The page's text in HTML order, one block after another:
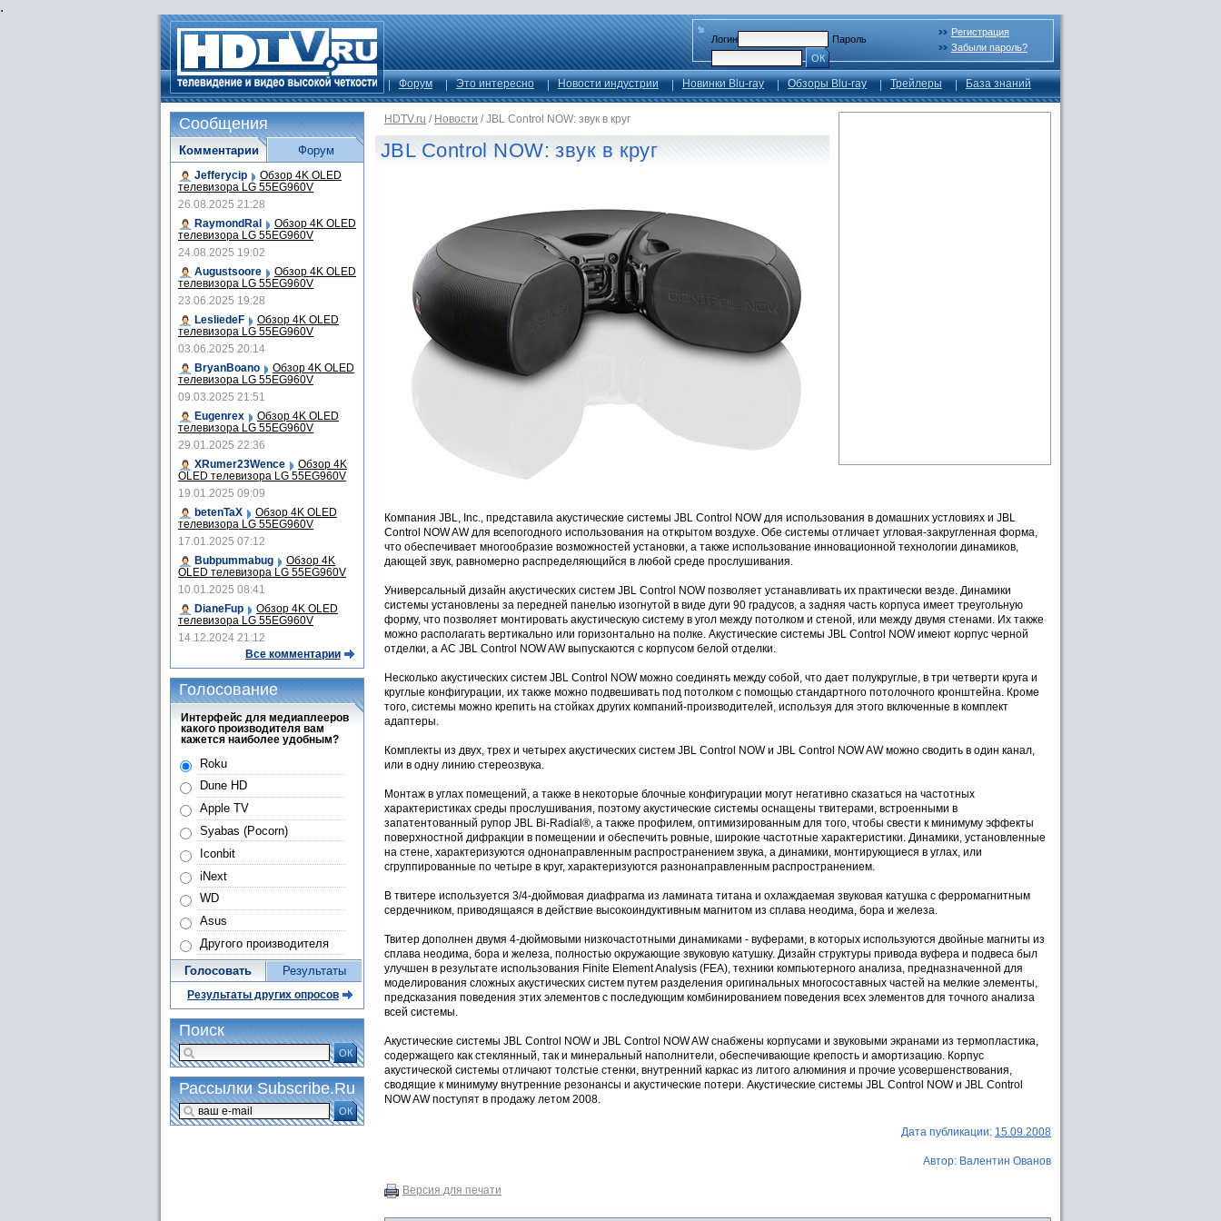
.
Логин
Пароль
ОК
Регистрация
Забыли пароль?
Форум Это интересно Новости индустрии Новинки Blu-ray Обзоры Blu-ray Трейлеры База знаний
HDTV.ru / Новости / JBL Control NOW: звук в круг
JBL Control NOW: звук в круг
Компания JBL, Inc., представила акустические системы JBL Control NOW для использования в домашних устловиях и JBL
Control NOW AW для всепогодного использования на открытом воздухе. Обе системы отличает угловая-закругленная форма,
что обеспечивает многообразие возможностей установки, а также использование инновационной технологии динамиков,
дающей звук, равномерно распределяющийся в любой среде прослушивания.
Универсальный дизайн акустических систем JBL Control NOW позволяет устанавливать их практически везде. Динамики
системы установлены за передней панелью изогнутой в виде дуги 90 градусов, а задняя часть корпуса имеет треугольную
форму, что позволяет монтировать акустическую систему в угол между потолком и стеной, или между двумя стенами. Их также
можно располагать вертикально или горизонтально на полке. Акустические системы JBL Control NOW имеют корпус черной
отделки, а АС JBL Control NOW AW выпускаются с корпусом белой отделки.
Несколько акустических систем JBL Control NOW можно соединять между собой, что дает полукруглые, в три четверти круга и
круглые конфигурации, их также можно подвешивать под потолком с помощью стандартного потолочного кронштейна. Кроме
того, системы можно крепить на стойках других компаний-производителей, используя для этого включенные в комплект
адаптеры.
Комплекты из двух, трех и четырех акустических систем JBL Control NOW и JBL Control NOW AW можно сводить в один канал,
или в одну линию стереозвука.
Монтаж в углах помещений, а также в некоторые блочные конфигурации могут негативно сказаться на частотных
характеристиках среды прослушивания, поэтому акустические системы оснащены твитерами, встроенными в
запатентованный рупор JBL Bi-Radial®, а также профилем, оптимизированным для того, чтобы свести к минимуму эффекты
поверхностной дифракции в помещении и обеспечить ровные, широкие частотные характеристики. Динамики, установленные
на стене, характеризуются однонаправленным распространением звука, а динамики, монтирующиеся в углах, или
сгруппированные по четыре в круг, характеризуются разнонаправленным распространением.
В твитере используется 3/4-дюймовая диафрагма из ламината титана и охлаждаемая звуковая катушка с ферромагнитным
сердечником, приводящаяся в действие высокоиндуктивным магнитом из сплава неодима, бора и железа.
Твитер дополнен двумя 4-дюймовыми низкочастотными динамиками - вуферами, в которых используются двойные магниты из
сплава неодима, бора и железа, полностью окружающие звуковую катушку. Дизайн структуры привода вуфера и подвеса был
улучшен в результате использования Finite Element Analysis (FEA), техники компьютерного анализа, предназначенной для
моделирования сложных акустических систем путем разделения оригинальных многосоставных частей на мелкие элементы,
предсказания поведения этих элементов с последующим комбинированием поведения всех элементов для точного анализа
всей системы.
Акустические системы JBL Control NOW и JBL Control NOW AW снабжены корпусами и звуковыми экранами из термопластика,
содержащего как стеклянный, так и минеральный наполнители, обеспечивающие крепость и амортизацию. Корпус
акустической системы отличают толстые стенки, внутренний каркас из литого алюминия и прочие усовершенствования,
сводящие к минимуму внутренние резонансы и акустические потери. Акустические системы JBL Control NOW и JBL Control
NOW AW поступят в продажу летом 2008.
Дата публикации: 15.09.2008
Автор: Валентин Ованов
Версия для печати
Сообщения
Комментарии
Jefferycip Обзор 4K OLED
телевизора LG 55EG960V
26.08.2025 21:28
RaymondRal
Обзор 4K OLED
телевизора LG 55EG960V
24.08.2025 19:02
Augustsoore
Обзор 4K OLED
телевизора LG 55EG960V
23.06.2025 19:28
LesliedeF
Обзор 4K OLED
телевизора LG 55EG960V
03.06.2025 20:14
BryanBoano
Обзор 4K OLED
телевизора LG 55EG960V
09.03.2025 21:51
Eugenrex
Обзор 4K OLED
телевизора LG 55EG960V
29.01.2025 22:36
XRumer23Wence
Обзор 4K
OLED телевизора LG 55EG960V
19.01.2025 09:09
betenTaX
Обзор 4K OLED
телевизора LG 55EG960V
17.01.2025 07:12
Bubpummabug
Обзор 4K
OLED телевизора LG 55EG960V
10.01.2025 08:41
DianeFup
Обзор 4K OLED
телевизора LG 55EG960V
14.12.2024 21:12
Все комментарии
Форум
Голосование
Интерфейс для медиаплееров
какого производителя вам
кажется наиболее удобным?
Roku
Dune HD
Apple TV
Syabas (Pocorn)
Iconbit
iNext
WD
Asus
Другого производителя
Голосовать Результаты
Результаты других опросов
Поиск
ОК
Рассылки Subscribe.Ru
ОК